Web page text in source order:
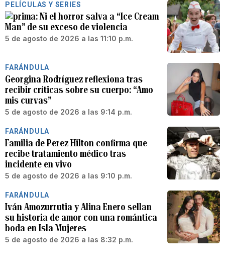
PELÍCULAS Y SERIES
Ni el horror salva a “Ice Cream
Man” de su exceso de violencia
5 de agosto de 2026 a las 11:10 p.m.
FARÁNDULA
Georgina Rodríguez reflexiona tras
recibir críticas sobre su cuerpo: “Amo
mis curvas”
5 de agosto de 2026 a las 9:14 p.m.
FARÁNDULA
Familia de Perez Hilton confirma que
recibe tratamiento médico tras
incidente en vivo
5 de agosto de 2026 a las 9:10 p.m.
FARÁNDULA
Iván Amozurrutia y Alina Enero sellan
su historia de amor con una romántica
boda en Isla Mujeres
5 de agosto de 2026 a las 8:32 p.m.